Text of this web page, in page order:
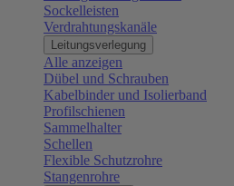
Sockelleisten
Verdrahtungskanäle
Leitungsverlegung
Alle anzeigen
Dübel und Schrauben
Kabelbinder und Isolierband
Profilschienen
Sammelhalter
Schellen
Flexible Schutzrohre
Stangenrohre